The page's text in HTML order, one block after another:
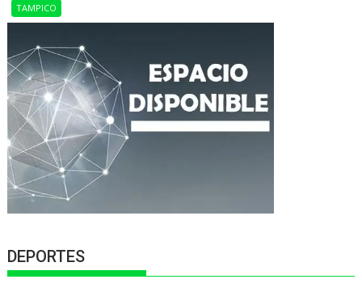
TAMPICO
DEPORTES